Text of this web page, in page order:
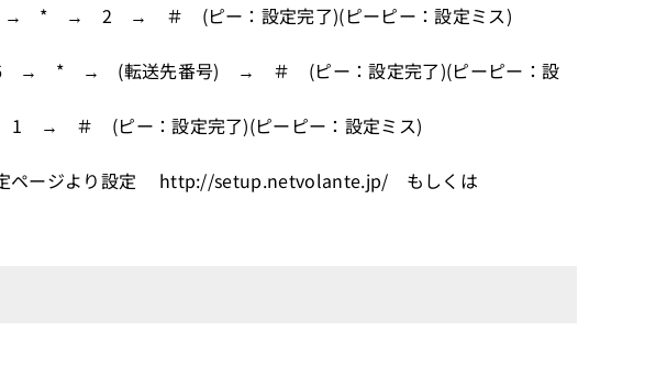
→ 2 → ＃ (ピー：設定完了)(ピーピー：設定ミス)
→ * → (転送先番号) → ＃ (ピー：設定完了)(ピーピー：設
(ピー：設定完了)(ピーピー：設定ミス)
ページより設定 http://setup.netvolante.jp/ もしくは